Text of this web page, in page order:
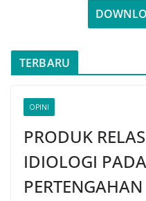
TERBARU
OPINI
PRODUK
IDIOLOGI
PERTENGAHAN